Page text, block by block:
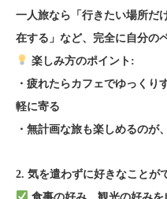
一人旅なら「行きたい場所だ
在する」など、完全に自分の
楽しみ方のポイント:
・疲れたらカフェでゆっくり
軽に寄る
・無計画な旅も楽しめるのが
2. 気を遣わずに好きなことが